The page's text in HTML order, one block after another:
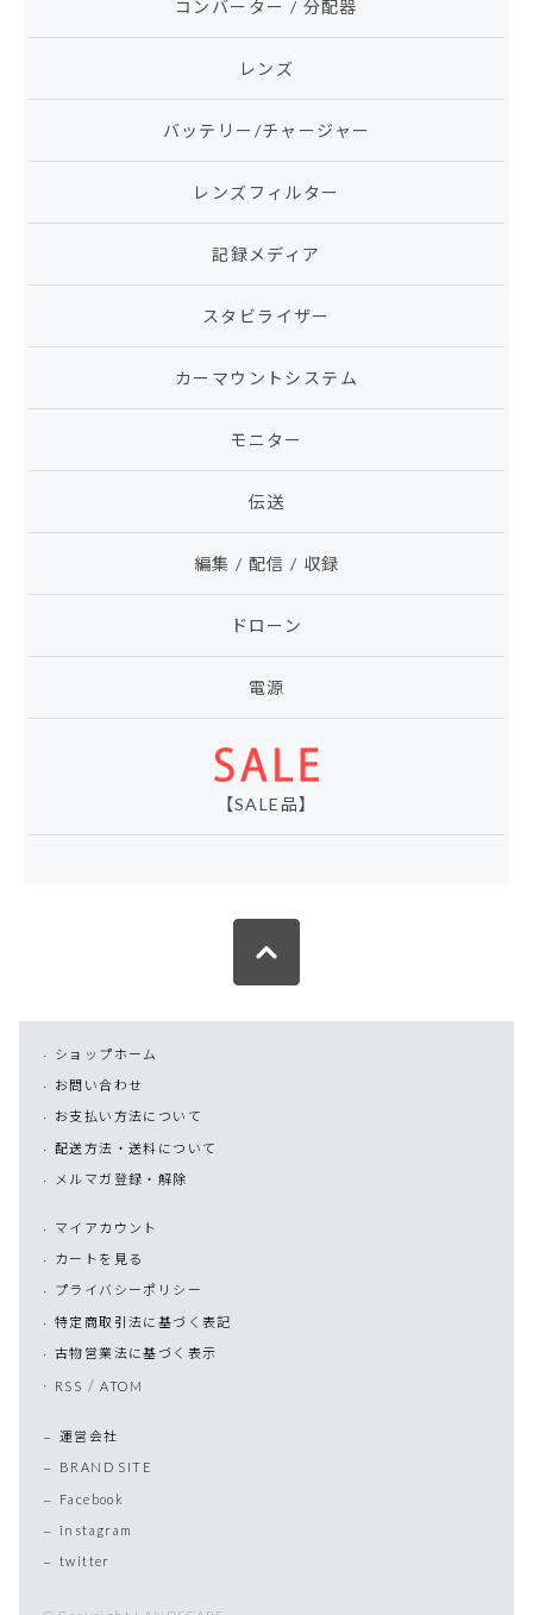
コンバーター / 分配器
レンズ
バッテリー/チャージャー
レンズフィルター
記録メディア
スタビライザー
カーマウントシステム
モニター
伝送
編集 / 配信 / 収録
ドローン
電源
【SALE品】
ショップホーム
お問い合わせ
お支払い方法について
配送方法・送料について
メルマガ登録・解除
マイアカウント
カートを見る
プライバシーポリシー
特定商取引法に基づく表記
古物営業法に基づく表示
RSS /ATOM
運営会社
BRAND SITE
Facebook
instagram
twitter